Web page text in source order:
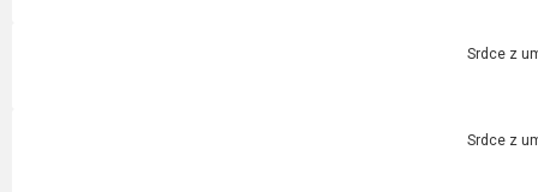
Srdce z
Srdce z